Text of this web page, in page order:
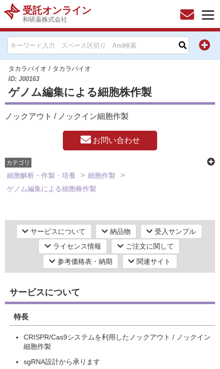
受託オンライン
和研薬株式会社
タカラバイオ / タカラバイオ
ID: J00163
ゲノム編集による細胞株作製
ノックアウト / ノックイン細胞作製
お問い合わせ
カテゴリ
細胞解析・作製・培養
細胞作製
ゲノム編集による細胞株作製
サービスについて 納品物
受入サンプル
ライセンス情報
ご注文に関して
参考価格表・納期
関連サイト
サービスについて
特長
CRISPR/Cas9システムを利用したノックアウト / ノックイン
細胞作製
sgRNA設計から承ります
HOME
お問い合わせ
お知らせ
キャンペーン情報一覧
製品カテゴリー一覧
メーカー別索引
販売元別索引
研究機器オンライン
実験フローガイド
ワケンG オンラインショップ
和研薬 ホームページ